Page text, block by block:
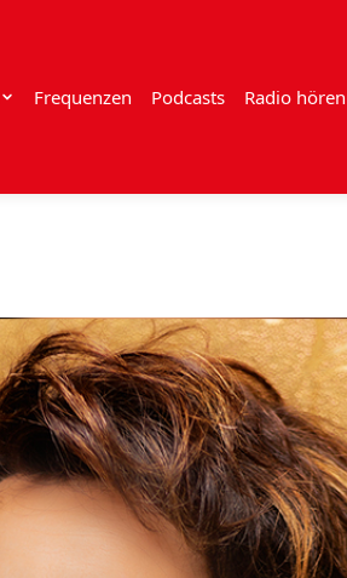
Frequenzen Podcasts Radio hören